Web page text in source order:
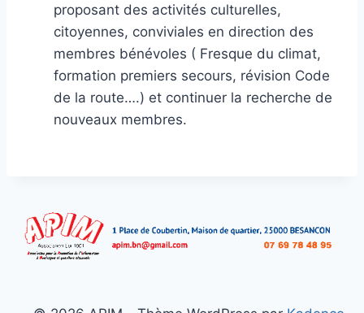
proposant des activités culturelles,
citoyennes, conviviales en direction des
membres bénévoles ( Fresque du climat,
formation premiers secours, révision Code
de la route….) et continuer la recherche de
nouveaux membres.